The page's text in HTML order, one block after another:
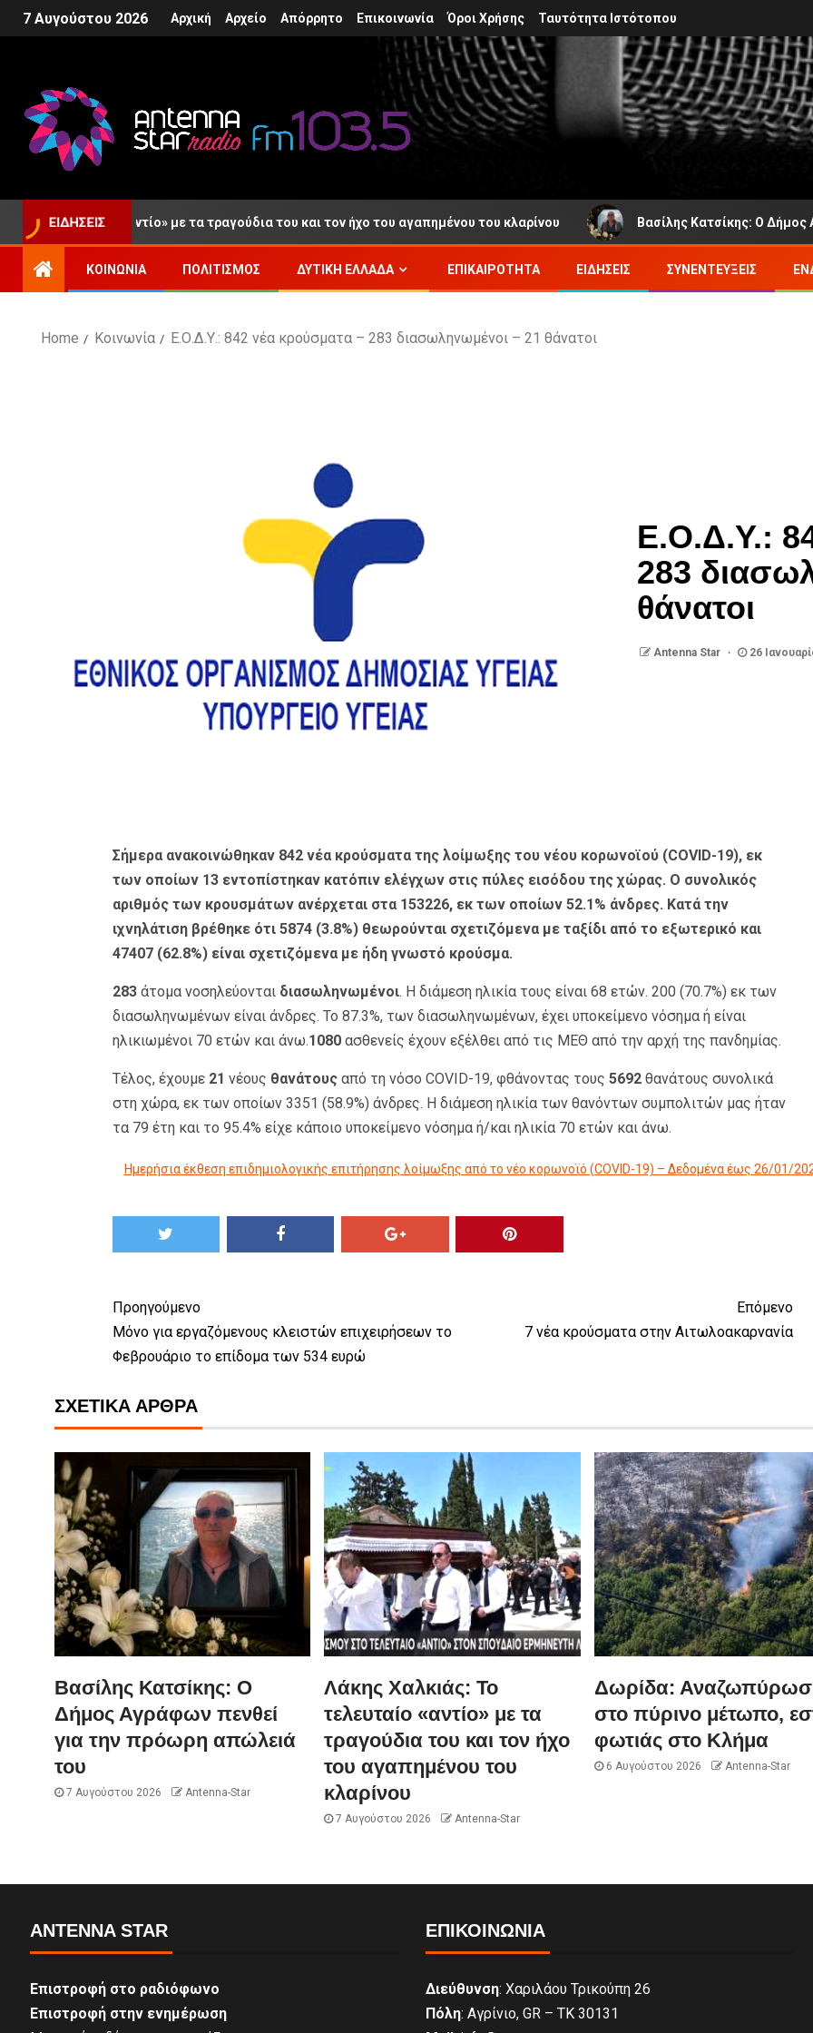
7 Αυγούστου 2026 Αρχική Αρχείο Απόρρητο Επικοινωνία Όροι Χρήσης Ταυτότητα Ιστότοπου
ΕΙΔΉΣΕΙΣ
τελευταίο «αντίο» με τα τραγούδια του και τον ήχο του αγαπημένου του κλαρίνου Βασίλης Κατσίκης: Ο Δήμος
ΚΟΙΝΩΝΊΑ ΠΟΛΙΤΙΣΜΌΣ ΔΥΤΙΚΉ ΕΛΛΆΔΑ ΕΠΙΚΑΙΡΌΤΗΤΑ ΕΙΔΉΣΕΙΣ ΣΥΝΕΝΤΕΎΞΕΙΣ
Home Κοινωνία Ε.Ο.Δ.Υ.: 842 νέα κρούσματα – 283 διασωληνωμένοι – 21 θάνατοι
Ε.Ο.Δ.Υ.:
283
θάνατοι
Antenna Star 26
Σήμερα ανακοινώθηκαν 842 νέα κρούσματα της λοίμωξης του νέου κορωνοϊού (COVID-19), εκ
των οποίων 13 εντοπίστηκαν κατόπιν ελέγχων στις πύλες εισόδου της χώρας. Ο συνολικός
αριθμός των κρουσμάτων ανέρχεται στα 153226, εκ των οποίων 52.1% άνδρες. Κατά την
ιχνηλάτιση βρέθηκε ότι 5874 (3.8%) θεωρούνται σχετιζόμενα με ταξίδι από το εξωτερικό και
47407 (62.8%) είναι σχετιζόμενα με ήδη γνωστό κρούσμα.
283άτομα νοσηλεύονται διασωληνωμένοι. Η διάμεση ηλικία τους είναι 68 ετών. 200 (70.7%) εκ των
διασωληνωμένων είναι άνδρες. To 87.3%, των διασωληνωμένων, έχει υποκείμενο νόσημα ή είναι
ηλικιωμένοι 70 ετών και άνω.1080ασθενείς έχουν εξέλθει από τις ΜΕΘ από την αρχή της πανδημίας.
Τέλος, έχουμε 21 νέους θανάτουςαπό τη νόσο COVID-19, φθάνοντας τους 5692θανάτους συνολικά
στη χώρα, εκ των οποίων 3351 (58.9%) άνδρες. Η διάμεση ηλικία των θανόντων συμπολιτών μας ήταν
τα 79 έτη και το 95.4% είχε κάποιο υποκείμενο νόσημα ή/και ηλικία 70 ετών και άνω.
Ημερήσια έκθεση επιδημιολογικής επιτήρησης λοίμωξης από το νέο κορωνοϊό (COVID-19) – Δεδομένα έως 26/01/
Προηγούμενο
Μόνο για εργαζόμενους κλειστών επιχειρήσεων το
Φεβρουάριο το επίδομα των 534 ευρώ
Επόμενο
7 νέα κρούσματα στην Αιτωλοακαρνανία
ΣΧΕΤΙΚΆ ΆΡΘΡΑ
Βασίλης Κατσίκης: Ο
Δήμος Αγράφων πενθεί
για την πρόωρη απώλειά
του
7 Αυγούστου 2026 Antenna-Star
Λάκης Χαλκιάς: Το
τελευταίο «αντίο» με τα
τραγούδια του και τον ήχο
του αγαπημένου του
κλαρίνου
7 Αυγούστου 2026 Antenna-Star
Δωρίδα:
στο πύρινο μέτωπο,
φωτιάς στο Κλήμα
6 Αυγούστου 2026 Antenna-Star
ANTENNA STAR
Επιστροφή στο ραδιόφωνο
Επιστροφή στην ενημέρωση
ΕΠΙΚΟΙΝΩΝΊΑ
Διεύθυνση: Χαριλάου Τρικούπη 26
Πόλη: Αγρίνιο, GR – ΤΚ 30131